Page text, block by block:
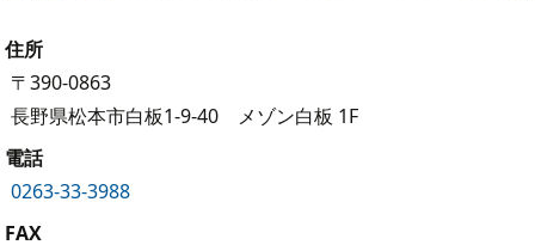
住所
〒390-0863
長野県松本市白板1-9-40 メゾン白板 1F
電話
0263-33-3988
FAX